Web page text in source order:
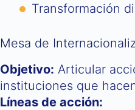
Transformación
Mesa de
Objetivo: Articular
instituciones que
Líneas de acción: